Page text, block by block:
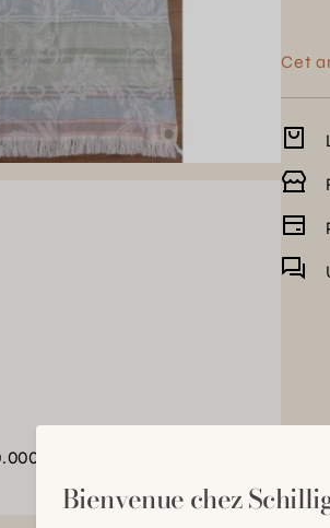
Cet
Bienvenue chez